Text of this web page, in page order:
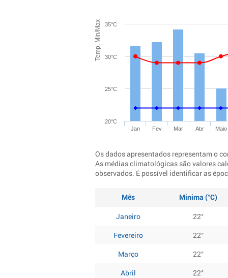
Temp. Min/Max
Jan Fev Mar Abr Maio
20°C
25°C
30°C
35°C
Os dados apresentados representam o
As médias climatológicas são valores
observados. É possível identificar as
Mês
Minima (°C)
Janeiro
22°
Fevereiro
22°
Março
22°
Abril
22°